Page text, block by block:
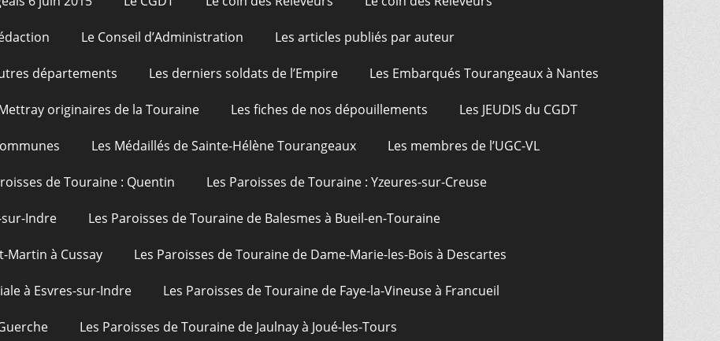
Le Conseil d’Administration Les articles publiés par auteur
départements Les derniers soldats de l’Empire Les Embarqués Tourangeaux à Nantes
originaires de la Touraine Les fiches de nos dépouillements Les JEUDIS du CGDT
Les Médaillés de Sainte-Hélène Tourangeaux Les membres de l’UGC-VL
de Touraine : Quentin Les Paroisses de Touraine : Yzeures-sur-Creuse
sur-Indre Les Paroisses de Touraine de Balesmes à Bueil-en-Touraine
Martin à Cussay Les Paroisses de Touraine de Dame-Marie-les-Bois à Descartes
à Esvres-sur-Indre Les Paroisses de Touraine de Faye-la-Vineuse à Francueil
Les Paroisses de Touraine de Jaulnay à Joué-les-Tours